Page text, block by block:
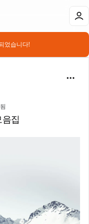
었습니다!
집